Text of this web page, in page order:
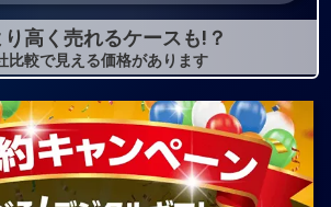
高く売れるケースも!？
比較で見える価格があります